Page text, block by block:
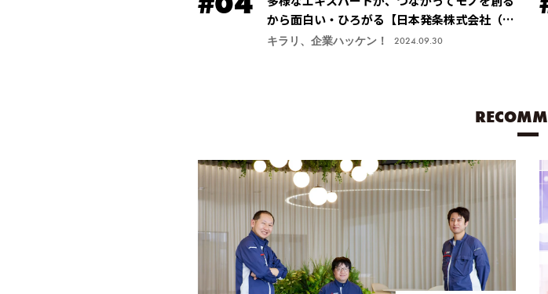
から面白い・ひろがる【日本発条株式会社（ニ
ッパツ）】
キラリ、企業ハッケン！ 2024.09.30